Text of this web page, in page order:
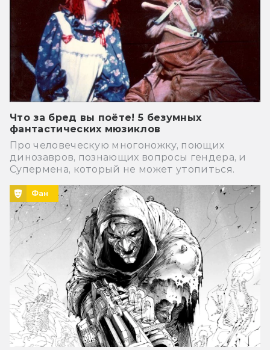
Что за бред вы поёте! 5 безумных
фантастических мюзиклов
Про человеческую многоножку, поющих
динозавров, познающих вопросы гендера, и
Супермена, который не может утопиться.
Фан